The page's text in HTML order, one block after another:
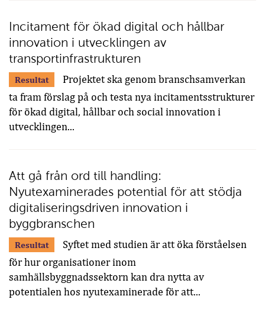
Incitament för ökad digital och hållbar
innovation i utvecklingen av
transportinfrastrukturen
Resultat
Projektet ska genom branschsamverkan
ta fram förslag på och testa nya incitamentsstrukturer
för ökad digital, hållbar och social innovation i
utvecklingen...
Att gå från ord till handling:
Nyutexaminerades potential för att stödja
digitaliseringsdriven innovation i
byggbranschen
Resultat
Syftet med studien är att öka förståelsen
för hur organisationer inom
samhällsbyggnadssektorn kan dra nytta av
potentialen hos nyutexaminerade för att...